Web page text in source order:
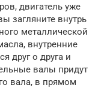
двигатель уже
загляните внутрь
металлической
внутренние
друг о друга и
валы придут
вала, в прямом